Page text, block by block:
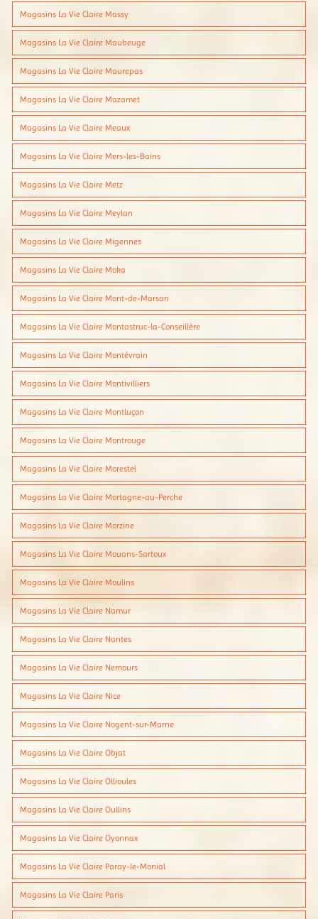
Magasins La Vie Claire Massy
Magasins La Vie Claire Maubeuge
Magasins La Vie Claire Maurepas
Magasins La Vie Claire Mazamet
Magasins La Vie Claire Meaux
Magasins La Vie Claire Mers-les-Bains
Magasins La Vie Claire Metz
Magasins La Vie Claire Meylan
Magasins La Vie Claire Migennes
Magasins La Vie Claire Moka
Magasins La Vie Claire Mont-de-Marsan
Magasins La Vie Claire Montastruc-la-Conseillère
Magasins La Vie Claire Montévrain
Magasins La Vie Claire Montivilliers
Magasins La Vie Claire Montluçon
Magasins La Vie Claire Montrouge
Magasins La Vie Claire Morestel
Magasins La Vie Claire Mortagne-au-Perche
Magasins La Vie Claire Morzine
Magasins La Vie Claire Mouans-Sartoux
Magasins La Vie Claire Moulins
Magasins La Vie Claire Namur
Magasins La Vie Claire Nantes
Magasins La Vie Claire Nemours
Magasins La Vie Claire Nice
Magasins La Vie Claire Nogent-sur-Marne
Magasins La Vie Claire Objat
Magasins La Vie Claire Ollioules
Magasins La Vie Claire Oullins
Magasins La Vie Claire Oyonnax
Magasins La Vie Claire Paray-le-Monial
Magasins La Vie Claire Paris